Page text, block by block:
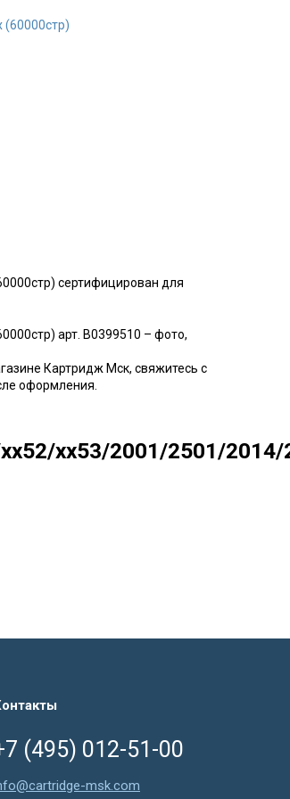
сертифицирован для
арт. B0399510 – фото,
Картридж Мск, свяжитесь с
оформления.
xx53/2001/2501/2014/
(495) 012-51-00
msk.com